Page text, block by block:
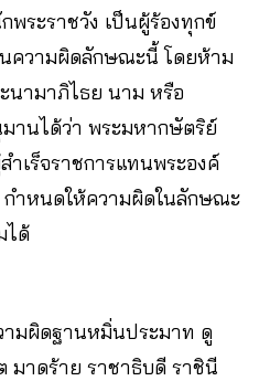
ระราชวัง เป็นผู้ร้องทุกข์
นความผิดลักษณะนี้ โดยห้าม
นามาภิไธย นาม หรือ
านได้ว่า พระมหากษัตริย์
เร็จราชการแทนพระองค์
ำหนดให้ความผิดในลักษณะ
ได้
ามผิดฐานหมิ่นประมาท ดู
มาดร้าย ราชาธิบดี ราชินี